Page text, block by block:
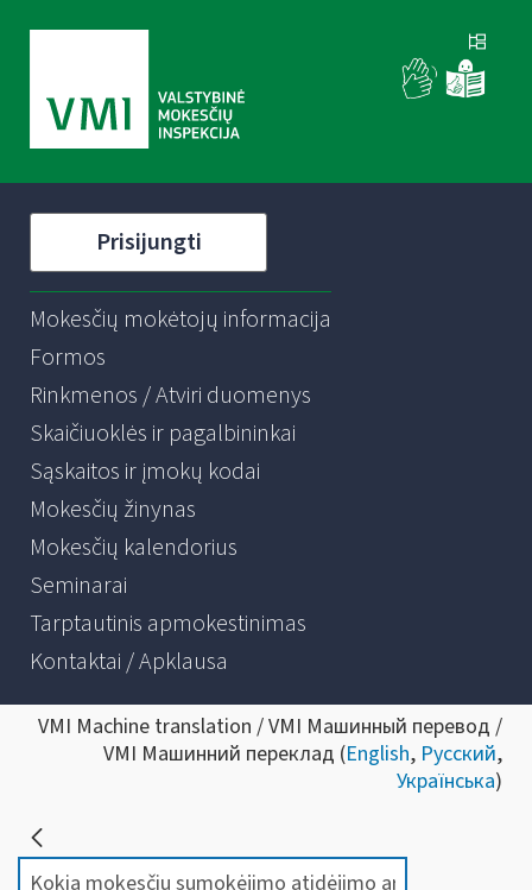
Prisijungti
Mokesčių mokėtojų informacija
Formos
Rinkmenos / Atviri duomenys
Skaičiuoklės ir pagalbininkai
Sąskaitos ir įmokų kodai
Mokesčių žinynas
Mokesčių kalendorius
Seminarai
Tarptautinis apmokestinimas
Kontaktai / Apklausa
VMI Machine translation / VMI Машинный перевод /
VMI Машинний переклад (English, Русский,
Українська)